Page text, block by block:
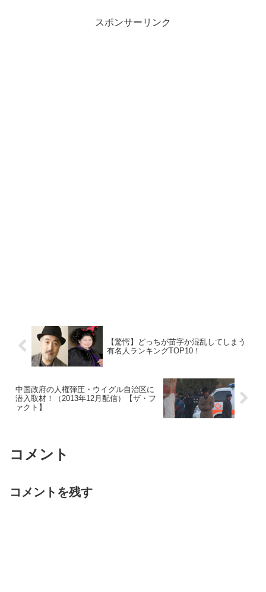
スポンサーリンク
【驚愕】どっちが苗字か混乱してしまう
有名人ランキングTOP10！
中国政府の人権弾圧・ウイグル自治区に
潜入取材！（2013年12月配信）【ザ・フ
ァクト】
コメント
コメントを残す